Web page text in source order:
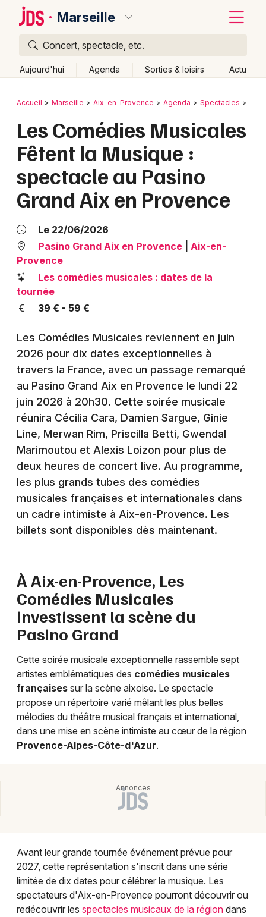
Marseille
Concert, spectacle, etc.
Aujourd'hui Agenda Sorties & loisirs Actu
Publier un événement
Grands événements
Activité & Expérience
Manifestations
Foires & salons
Spectacles
Sports
Soirées
Sorties famille
Expos
Sorties & loisirs
Spectacle musical dans les Bouches du Rhône
Spectacle musical en Provence-Alpes-Côte-
d'Azur
Newsletter des sorties
Artistes en tournée
Actus à Marseille
Magazine à Marseille
Mon email
Je m'abonne
Bordeaux
Colmar
Lille
Lyon
Marseille
Mulhouse
Montpellier
Nantes
Paris
Strasbourg
Toulouse
Toutes les villes
Retour
Accueil Marseille Aix-en-Provence Agenda Spectacles
Les Comédies Musicales
Fêtent la Musique :
spectacle au Pasino
Grand Aix en Provence
Le 22/06/2026
Pasino Grand Aix en Provence
Aix-en-
Provence
Les comédies musicales : dates de la
tournée
39 € - 59 €
Les Comédies Musicales reviennent en juin
2026 pour dix dates exceptionnelles à
travers la France, avec un passage remarqué
au Pasino Grand Aix en Provence le lundi 22
juin 2026 à 20h30. Cette soirée musicale
réunira Cécilia Cara, Damien Sargue, Ginie
Line, Merwan Rim, Priscilla Betti, Gwendal
Marimoutou et Alexis Loizon pour plus de
deux heures de concert live. Au programme,
les plus grands tubes des comédies
musicales françaises et internationales dans
un cadre intimiste à Aix-en-Provence. Les
billets sont disponibles dès maintenant.
À Aix-en-Provence, Les
Comédies Musicales
investissent la scène du
Pasino Grand
Cette soirée musicale exceptionnelle rassemble sept
artistes emblématiques des comédies musicales
françaises sur la scène aixoise. Le spectacle
propose un répertoire varié mêlant les plus belles
mélodies du théâtre musical français et international,
dans une mise en scène intimiste au cœur de la région
Provence-Alpes-Côte-d'Azur.
Avant leur grande tournée événement prévue pour
2027, cette représentation s'inscrit dans une série
limitée de dix dates pour célébrer la musique. Les
spectateurs d'Aix-en-Provence pourront découvrir ou
redécouvrir les spectacles musicaux de la région dans
Quoi ?
Où ?
Provence-Alpes-Côte-d'Azur
Partout
Près de moi
Changer de lieu
Quand ?
Effacer les dates
Aujourd'hui
Demain Ce week-end